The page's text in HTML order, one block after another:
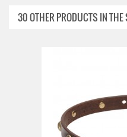
30 OTHER PRODUCTS IN THE